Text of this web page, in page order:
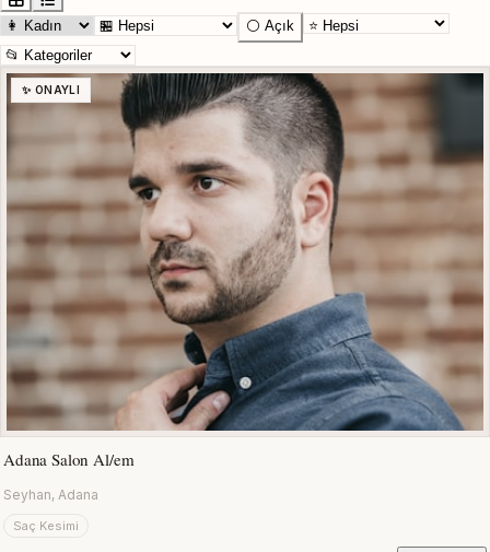
⚪ Açık
✨ ONAYLI
Adana Salon Al/em
Seyhan, Adana
Saç Kesimi